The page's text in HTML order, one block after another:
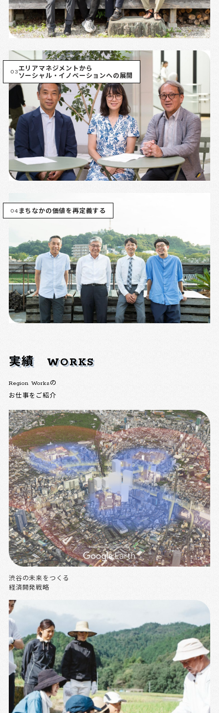
03エリアマネジメントから
ソーシャル・イノベーションへの展開
04 まちなかの価値を再定義する
実績 WORKS
Region Worksの
お仕事をご紹介
渋谷の未来をつくる
経済開発戦略